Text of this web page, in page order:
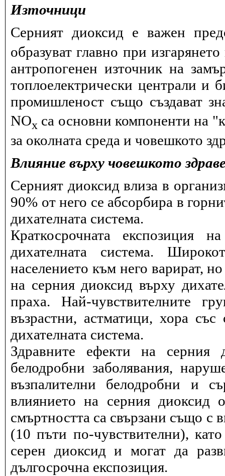
Източници
Серният диоксид е важен
образуват главно при
антропогенен източник на
топлоелектрически централи и
промишленост също създават
NОx са основни компоненти на
за околната среда и човешкото
Влияние върху човешкото
Серният диоксид влиза в
90% от него се абсорбира в
дихателната система.
Краткосрочната експозиция
дихателната система.
населението към него варират,
на серния диоксид върху
праха. Най-чувствителните
възрастни, астматици, хора
дихателната система.
Здравните ефекти на серния
белодробни заболявания,
възпалителни белодробни и
влиянието на серния диоксид
смъртността са свързани също с
(10 пъти по-чувствителни),
серен диоксид и могат да
дългосрочна експозиция.